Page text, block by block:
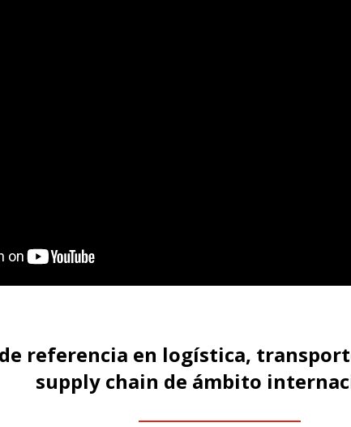
referencia en logística,
supply chain de ámbito